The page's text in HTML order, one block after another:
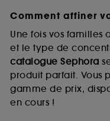
Comment affiner
Une fois vos familles
et le type de
catalogue Sephora
produit parfait. Vous
gamme de prix,
en cours !